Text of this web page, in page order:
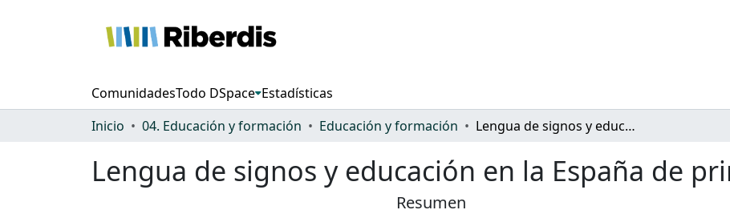
ComunidadesTodo DSpace Estadísticas
Inicio
04. Educación y formación Educación y formación Lengua de signos y educación en la España de principios del siglo XIX
Lengua de signos y educación en la España de
Resumen